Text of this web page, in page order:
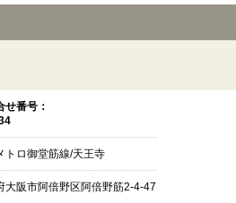
せ番号：
トロ御堂筋線/天王寺
大阪市阿倍野区阿倍野筋2-4-47